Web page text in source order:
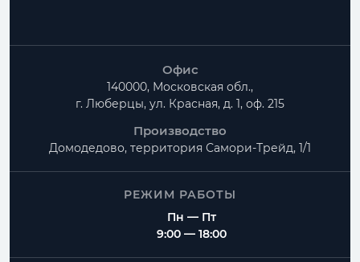
Офис
140000, Московская обл.,
г. Люберцы, ул. Красная, д. 1, оф. 215
Производство
Домодедово, территория Самори-Трейд, 1/1
РЕЖИМ РАБОТЫ
Пн — Пт
9:00 — 18:00